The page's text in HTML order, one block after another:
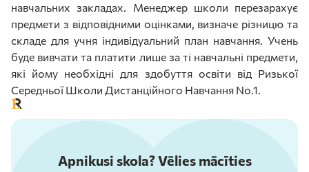
навчальних закладах. Менеджер школи перезарахує
предмети з відповідними оцінками, визначе різницю та
складе для учня індивідуальний план навчання. Учень
буде вивчати та платити лише за ті навчальні предмети,
які йому необхідні для здобуття освіти від Ризької
Середньої Школи Дистанційного Навчання No.1.
Apnikusi skola? Vēlies mācīties